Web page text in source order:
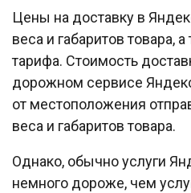
Цены на доставку в
веса и габаритов товара,
тарифа. Стоимость
дорожном сервисе
от местоположения
веса и габаритов товара.
Однако, обычно услуги
немного дороже, чем